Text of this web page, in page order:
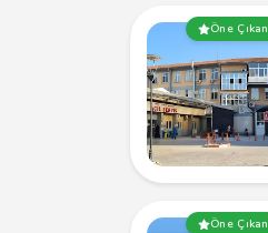
Öne Çıkan
Öne Çıkan